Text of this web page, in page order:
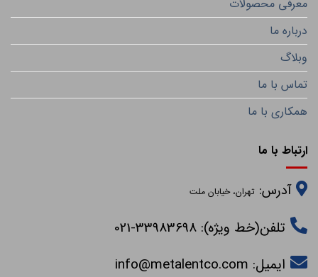
معرفی محصولات
درباره ما
وبلاگ
تماس با ما
همکاری با ما
ارتباط با ما
آدرس:تهران، خیابان ملت
تلفن(خط ویژه): 33983698-021
ایمیل:info@metalentco.com